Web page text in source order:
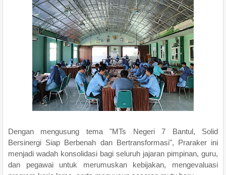
Dengan mengusung tema "MTs Negeri 7 Bantul, Solid
Bersinergi Siap Berbenah dan Bertransformasi", Praraker ini
menjadi wadah konsolidasi bagi seluruh jajaran pimpinan, guru,
dan pegawai untuk merumuskan kebijakan, mengevaluasi